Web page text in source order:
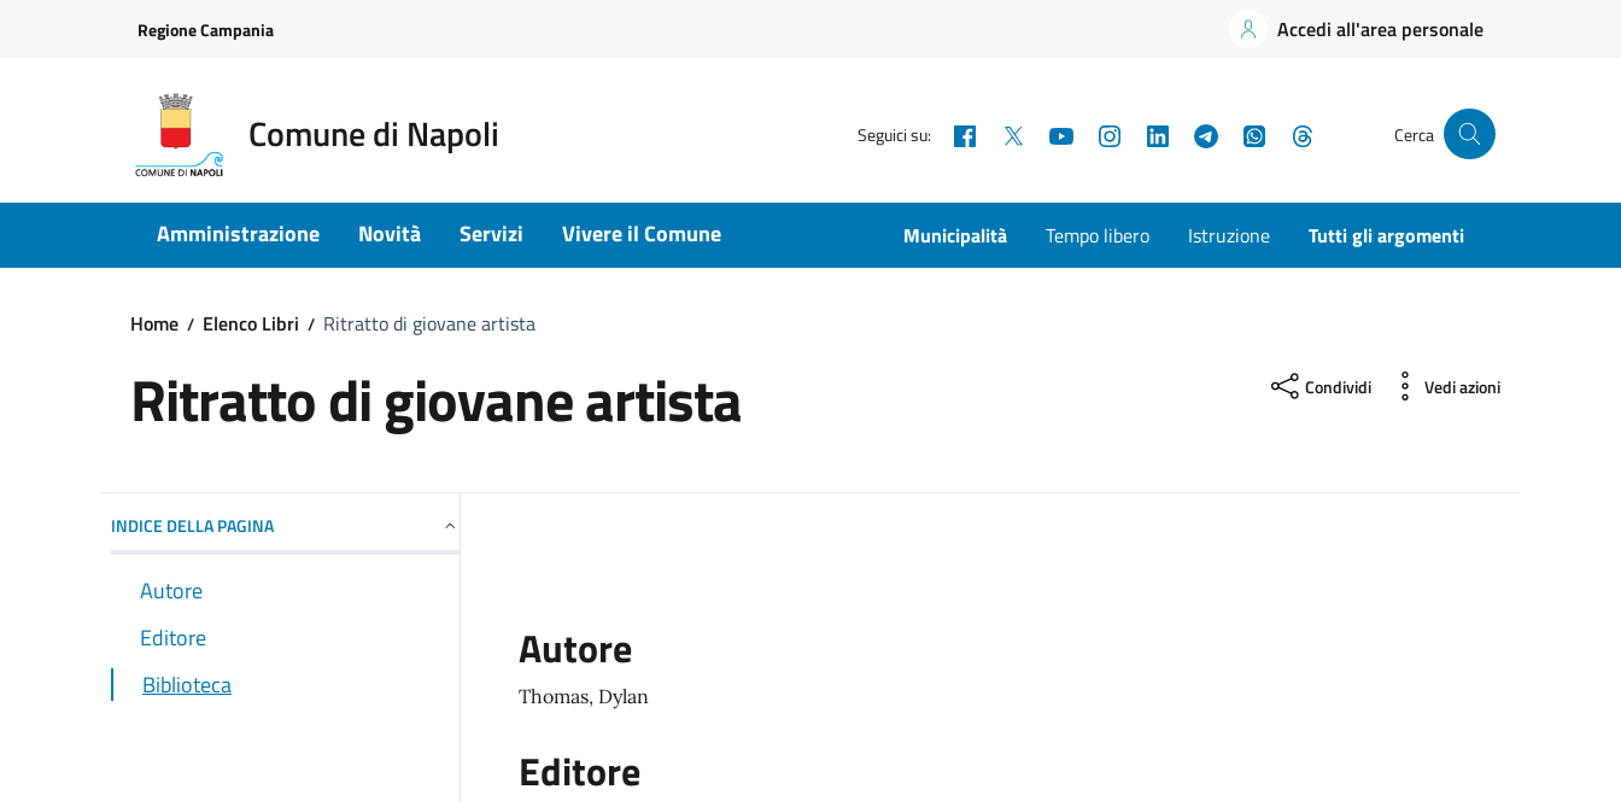
Regione Campania Accedi all'area personale
Comune di Napoli Seguici su: Facebook YouTubeInstagramLinkedInTelegramWhatsApp Cerca
Amministrazione Novità Servizi Vivere il Comune Municipalità Tempo libero Istruzione Tutti gli argomenti
Home Elenco Libri Ritratto di giovane artista
Ritratto di giovane artista Condividi Vedi azioni
INDICE DELLA PAGINA
Autore
Editore
Biblioteca
Autore
Thomas, Dylan
Editore